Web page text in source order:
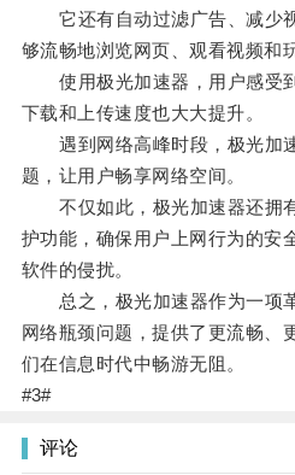
它还有自动过滤广告、减少
够流畅地浏览网页、观看视频和
使用极光加速器，用户感受到
下载和上传速度也大大提升。
遇到网络高峰时段，极光加
题，让用户畅享网络空间。
不仅如此，极光加速器还拥
护功能，确保用户上网行为的安
软件的侵扰。
总之，极光加速器作为一项
网络瓶颈问题，提供了更流畅、
们在信息时代中畅游无阻。
#3#
评论